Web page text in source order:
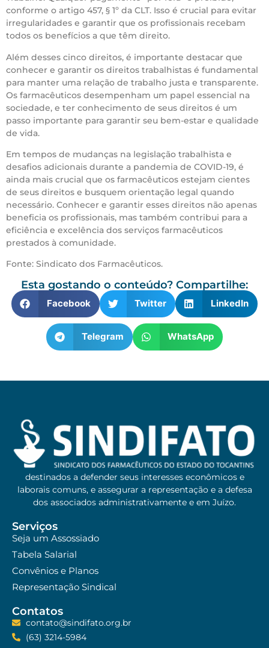
conforme o artigo 457, § 1º da CLT. Isso é crucial para evitar
irregularidades e garantir que os profissionais recebam
todos os benefícios a que têm direito.
Além desses cinco direitos, é importante destacar que
conhecer e garantir os direitos trabalhistas é fundamental
para manter uma relação de trabalho justa e transparente.
Os farmacêuticos desempenham um papel essencial na
sociedade, e ter conhecimento de seus direitos é um
passo importante para garantir seu bem-estar e qualidade
de vida.
Em tempos de mudanças na legislação trabalhista e
desafios adicionais durante a pandemia de COVID-19, é
ainda mais crucial que os farmacêuticos estejam cientes
de seus direitos e busquem orientação legal quando
necessário. Conhecer e garantir esses direitos não apenas
beneficia os profissionais, mas também contribui para a
eficiência e excelência dos serviços farmacêuticos
prestados à comunidade.
Fonte: Sindicato dos Farmacêuticos.
Esta gostando o conteúdo? Compartilhe:
Facebook Twitter LinkedIn
Telegram WhatsApp
destinados a defender seus interesses econômicos e
laborais comuns, e assegurar a representação e a defesa
dos associados administrativamente e em Juízo.
Serviços
Seja um Assossiado
Tabela Salarial
Convênios e Planos
Representação Sindical
Contatos
contato@sindifato.org.br
(63) 3214-5984